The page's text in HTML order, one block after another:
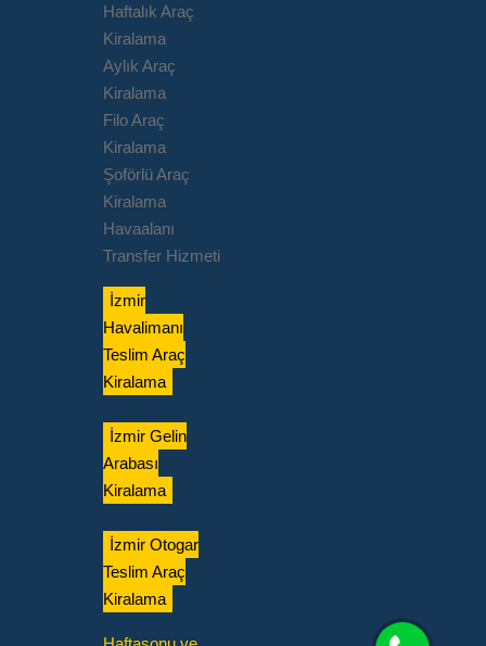
Haftalık Araç
Kiralama
Aylık Araç
Kiralama
Filo Araç
Kiralama
Şoförlü Araç
Kiralama
Havaalanı
Transfer Hizmeti
İzmir
Havalimanı
Teslim Araç
Kiralama
İzmir Gelin
Arabası
Kiralama
İzmir Otogar
Teslim Araç
Kiralama